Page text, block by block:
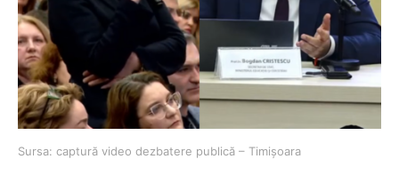
Sursa: captură video dezbatere publică – Timișoara